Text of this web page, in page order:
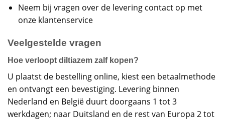
Neem bij vragen over de levering contact op met
onze klantenservice
Veelgestelde vragen
Hoe verloopt diltiazem zalf kopen?
U plaatst de bestelling online, kiest een betaalmethode
en ontvangt een bevestiging. Levering binnen
Nederland en België duurt doorgaans 1 tot 3
werkdagen; naar Duitsland en de rest van Europa 2 tot